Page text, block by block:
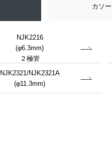
カソ
NJK2216
(φ6.3mm)
２極管
NJK2321/NJK2321A
(φ11.3mm)